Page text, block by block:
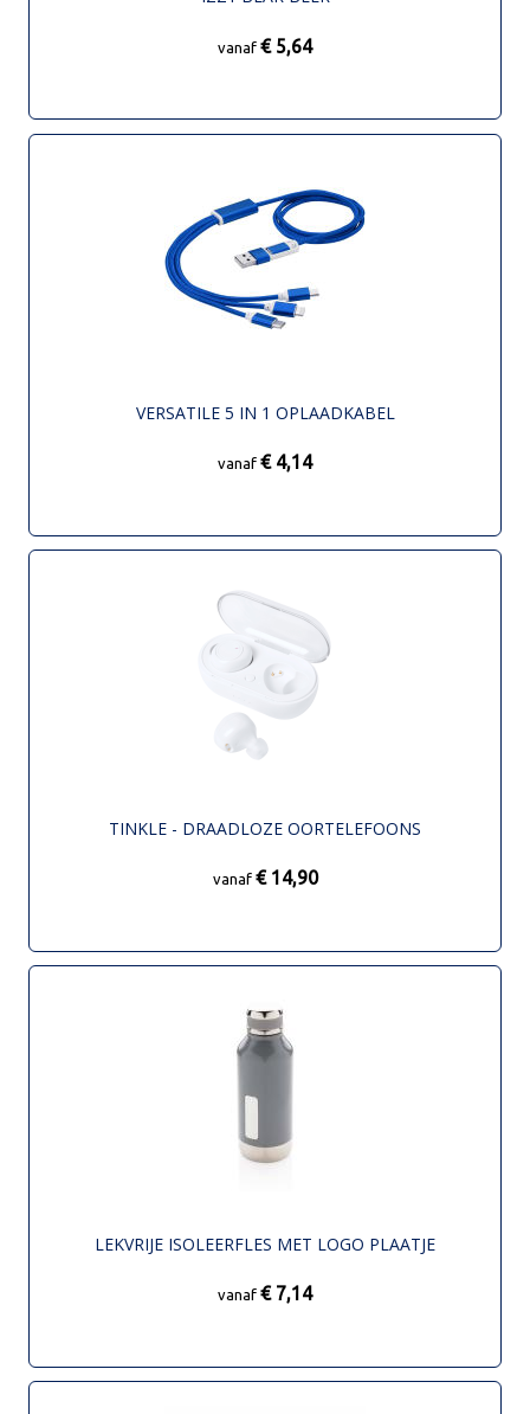
vanaf € 5,64
VERSATILE 5 IN 1 OPLAADKABEL
vanaf € 4,14
TINKLE - DRAADLOZE OORTELEFOONS
vanaf € 14,90
LEKVRIJE ISOLEERFLES MET LOGO PLAATJE
vanaf € 7,14